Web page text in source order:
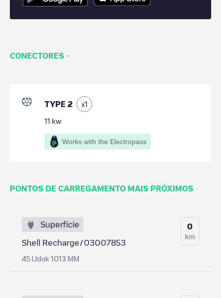
CONECTORES ·
TYPE 2 x1
11 kw
Works with the Electropass
PONTOS DE CARREGAMENTO MAIS PRÓXIMOS
Superfície
Shell Recharge/03007853
45 IJdok 1013 MM
0
km